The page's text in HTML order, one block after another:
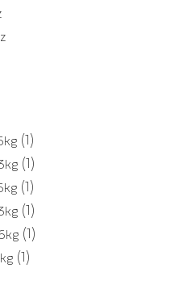
(1)
(1)
(1)
(1)
(1)
(1)